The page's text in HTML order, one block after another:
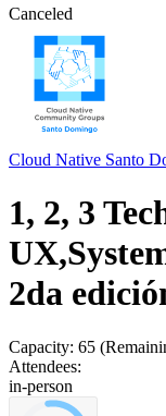
Canceled
Cloud Native Santo
1, 2, 3
2da
Capacity: 65
Attendees:
in-person